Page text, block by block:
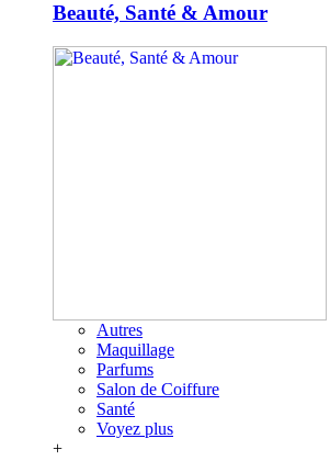
Beauté, Santé & Amour
Autres
Maquillage
Parfums
Salon de Coiffure
Santé
Voyez plus
+